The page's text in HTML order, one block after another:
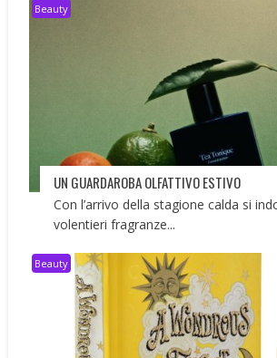
Beauty
UN GUARDAROBA OLFATTIVO ESTIVO
Con l’arrivo della stagione calda si
volentieri fragranze...
Beauty